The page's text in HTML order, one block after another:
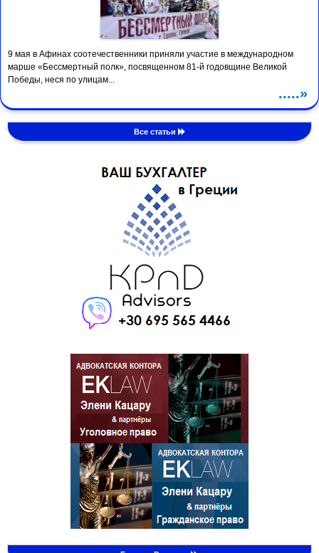
9 мая в Афинах соотечественники приняли участие в международном
марше «Бессмертный полк», посвященном 81-й годовщине Великой
Победы, неся по улицам...
.....»
Все статьи